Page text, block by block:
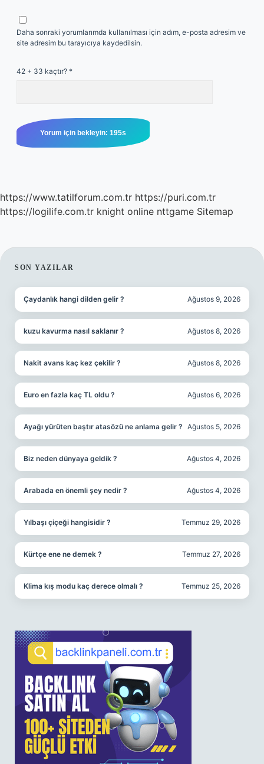
Daha sonraki yorumlarımda kullanılması için adım, e-posta adresim ve
site adresim bu tarayıcıya kaydedilsin.
42 + 33 kaçtır? *
https://www.tatilforum.com.tr https://puri.com.tr
https://logilife.com.tr knight online nttgame Sitemap
SIDEBAR
SON YAZILAR
Çaydanlık hangi dilden gelir ? Ağustos 9, 2026
kuzu kavurma nasıl saklanır ? Ağustos 8, 2026
Nakit avans kaç kez çekilir ? Ağustos 8, 2026
Euro en fazla kaç TL oldu ? Ağustos 6, 2026
Ayağı yürüten baştır atasözü ne anlama gelir ? Ağustos 5, 2026
Biz neden dünyaya geldik ? Ağustos 4, 2026
Arabada en önemli şey nedir ? Ağustos 4, 2026
Yılbaşı çiçeği hangisidir ? Temmuz 29, 2026
Kürtçe ene ne demek ? Temmuz 27, 2026
Klima kış modu kaç derece olmalı ? Temmuz 25, 2026